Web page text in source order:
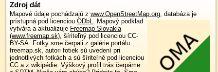
Zdroj dát
Mapové údaje pochádzajú z www.OpenStreetMap.org, databáza je
prístupná pod licenciou ODbL. Mapový podklad
vytvára a aktualizuje Freemap Slovakia
(www.freemap.sk), šíriteľný pod licenciou CC-
BY-SA. Fotky sme čerpali z galérie portálu
freemap.sk, autori fotiek sú uvedení pri
jednotlivých fotkách a sú šíriteľné pod licenciou
CC a z wikipédie. Výškový profil trás čerpáme